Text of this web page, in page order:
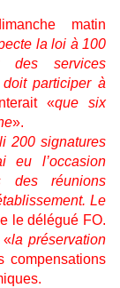
matin
la loi à 100
des services
participer à
«que six
».
200 signatures
eu l’occasion
des réunions
Le
le délégué FO.
«la préservation
compensations